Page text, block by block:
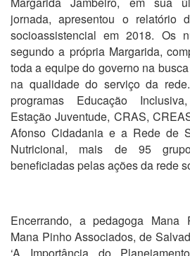
jornada, apresentou o relatório
socioassistencial em 2018. Os
segundo a própria Margarida,
toda a equipe do governo na
na qualidade do serviço da
programas Educação
Estação Juventude, CRAS,
Afonso Cidadania e a Rede de
Nutricional, mais de 95
beneficiadas pelas ações da rede
Encerrando, a pedagoga Mana
Mana Pinho Associados, de